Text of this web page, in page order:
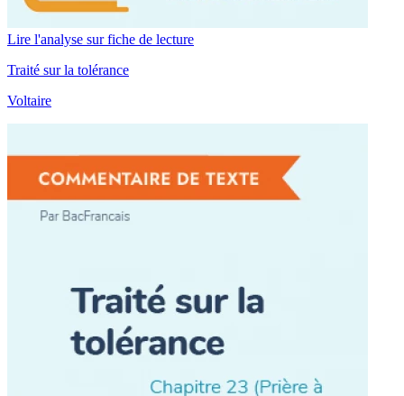
Lire l'analyse sur fiche de lecture
Traité sur la tolérance
Voltaire